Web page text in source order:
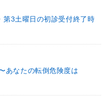
3土曜日の初診受付終了時
あなたの転倒危険度は